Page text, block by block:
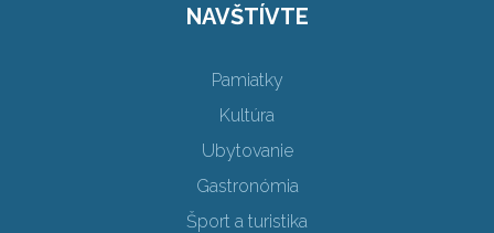
NAVŠTÍVTE
Pamiatky
Kultúra
Ubytovanie
Gastronómia
Šport a turistika